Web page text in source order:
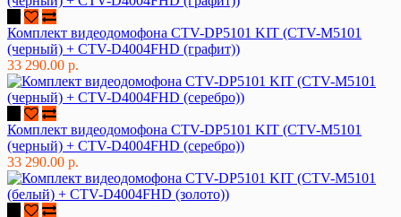
Комплект видеодомофона CTV-DP5101 KIT (CTV-M5101
(черный) + CTV-D4004FHD (графит))
33 290.00 р.
Комплект видеодомофона CTV-DP5101 KIT (CTV-M5101
(черный) + CTV-D4004FHD (серебро))
33 290.00 р.